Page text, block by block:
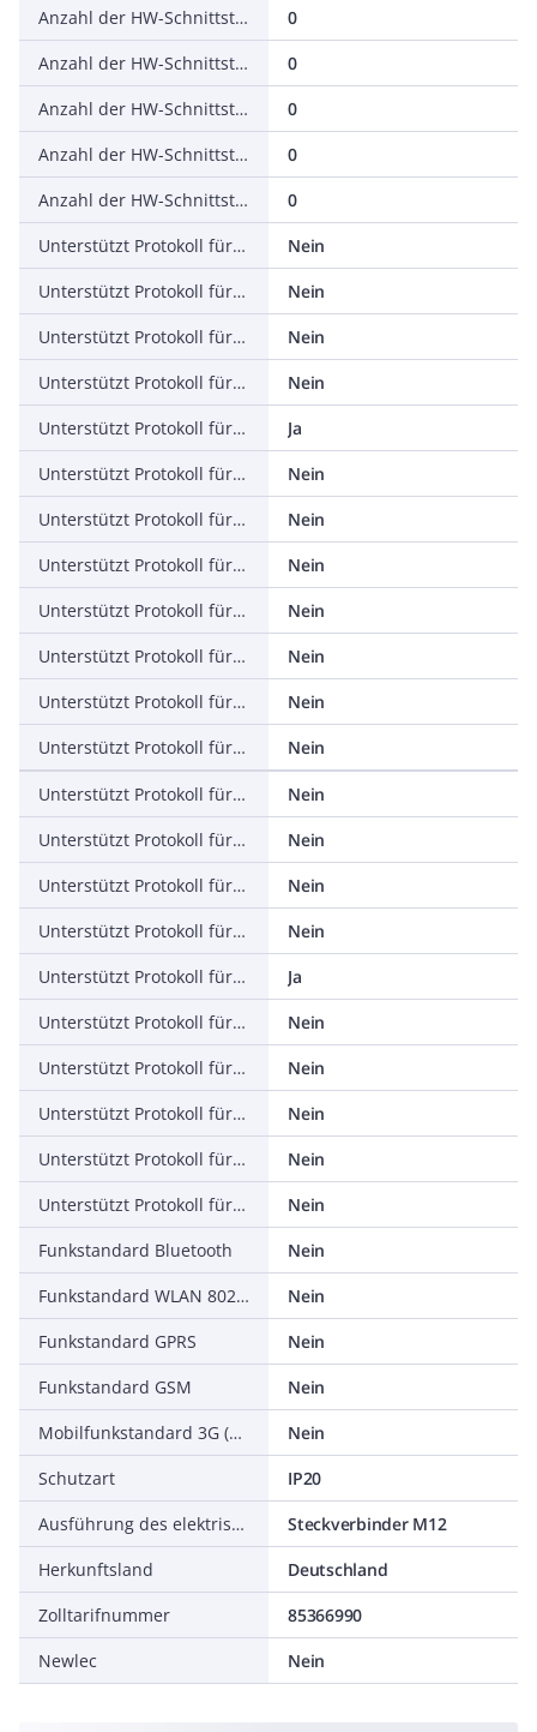
Anzahl der HW-Schnittstellen seriell TTY
0
Anzahl der HW-Schnittstellen parallel
0
Anzahl der HW-Schnittstellen Wireless
0
Anzahl der HW-Schnittstellen USB
0
Anzahl der HW-Schnittstellen sonstige
0
Unterstützt Protokoll für TCP/IP
Nein
Unterstützt Protokoll für PROFIBUS
Nein
Unterstützt Protokoll für CAN
Nein
Unterstützt Protokoll für INTERBUS
Nein
Unterstützt Protokoll für ASI
Ja
Unterstützt Protokoll für KNX
Nein
Unterstützt Protokoll für Modbus
Nein
Unterstützt Protokoll für Data-Highway
Nein
Unterstützt Protokoll für DeviceNet
Nein
Unterstützt Protokoll für SUCONET
Nein
Unterstützt Protokoll für LON
Nein
Unterstützt Protokoll für PROFINET IO
Nein
Unterstützt Protokoll für PROFINET CBA
Nein
Unterstützt Protokoll für SERCOS
Nein
Unterstützt Protokoll für Foundation Fieldbus
Nein
Unterstützt Protokoll für EtherNet/IP
Nein
Unterstützt Protokoll für AS-Interface Safety at Work
Ja
Unterstützt Protokoll für DeviceNet Safety
Nein
Unterstützt Protokoll für INTERBUS-Safety
Nein
Unterstützt Protokoll für PROFIsafe
Nein
Unterstützt Protokoll für SafetyBUS p
Nein
Unterstützt Protokoll für sonstige Bussysteme
Nein
Funkstandard Bluetooth
Nein
Funkstandard WLAN 802.11
Nein
Funkstandard GPRS
Nein
Funkstandard GSM
Nein
Mobilfunkstandard 3G (UMTS)
Nein
Schutzart
IP20
Ausführung des elektrischen Anschlusses
Steckverbinder M12
Herkunftsland
Deutschland
Zolltarifnummer
85366990
Newlec
Nein